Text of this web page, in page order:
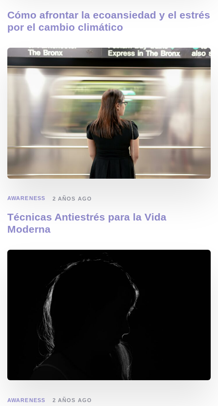
Cómo afrontar la ecoansiedad y el estrés
por el cambio climático
AWARENESS 2 AÑOS AGO
Técnicas Antiestrés para la Vida
Moderna
AWARENESS 2 AÑOS AGO